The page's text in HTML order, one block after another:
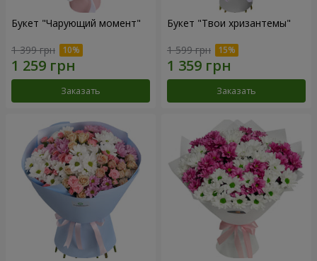
Букет "Чарующий момент"
1 399 грн
Заказать
Букет "Твои хризантемы"
1 599 грн
Заказать